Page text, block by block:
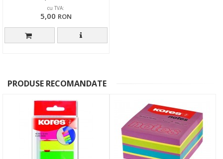
cu TVA:
5,00 RON
PRODUSE RECOMANDATE